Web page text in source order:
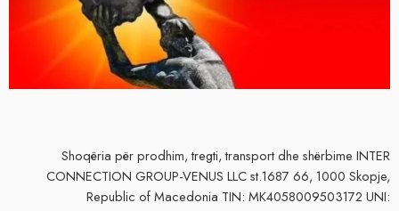
Shoqëria për prodhim, tregti, transport dhe shërbime INTER
CONNECTION GROUP-VENUS LLC st.1687 66, 1000 Skopje,
Republic of Macedonia TIN: MK4058009503172 UNI: